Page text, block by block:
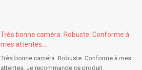
Très bonne caméra. Robuste. Conforme à
mes attentes....
Très bonne caméra. Robuste. Conforme à mes
attentes. Je recommande ce produit.